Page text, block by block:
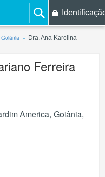
Dra. Ana Karolina
Ferreira
America, Goiânia,